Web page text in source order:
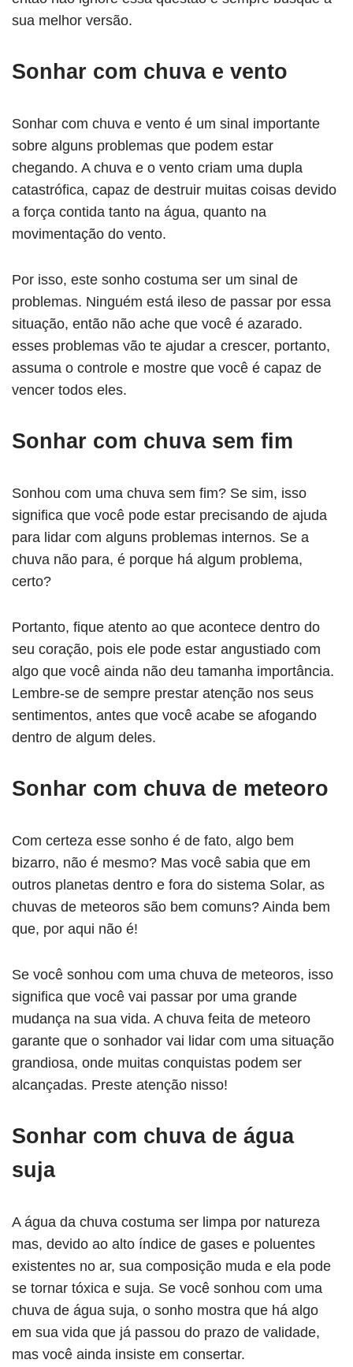
sua melhor versão.
Sonhar com chuva e vento
Sonhar com chuva e vento é um sinal importante
sobre alguns problemas que podem estar
chegando. A chuva e o vento criam uma dupla
catastrófica, capaz de destruir muitas coisas devido
a força contida tanto na água, quanto na
movimentação do vento.
Por isso, este sonho costuma ser um sinal de
problemas. Ninguém está ileso de passar por essa
situação, então não ache que você é azarado.
esses problemas vão te ajudar a crescer, portanto,
assuma o controle e mostre que você é capaz de
vencer todos eles.
Sonhar com chuva sem fim
Sonhou com uma chuva sem fim? Se sim, isso
significa que você pode estar precisando de ajuda
para lidar com alguns problemas internos. Se a
chuva não para, é porque há algum problema,
certo?
Portanto, fique atento ao que acontece dentro do
seu coração, pois ele pode estar angustiado com
algo que você ainda não deu tamanha importância.
Lembre-se de sempre prestar atenção nos seus
sentimentos, antes que você acabe se afogando
dentro de algum deles.
Sonhar com chuva de meteoro
Com certeza esse sonho é de fato, algo bem
bizarro, não é mesmo? Mas você sabia que em
outros planetas dentro e fora do sistema Solar, as
chuvas de meteoros são bem comuns? Ainda bem
que, por aqui não é!
Se você sonhou com uma chuva de meteoros, isso
significa que você vai passar por uma grande
mudança na sua vida. A chuva feita de meteoro
garante que o sonhador vai lidar com uma situação
grandiosa, onde muitas conquistas podem ser
alcançadas. Preste atenção nisso!
Sonhar com chuva de água
suja
A água da chuva costuma ser limpa por natureza
mas, devido ao alto índice de gases e poluentes
existentes no ar, sua composição muda e ela pode
se tornar tóxica e suja. Se você sonhou com uma
chuva de água suja, o sonho mostra que há algo
em sua vida que já passou do prazo de validade,
mas você ainda insiste em consertar.